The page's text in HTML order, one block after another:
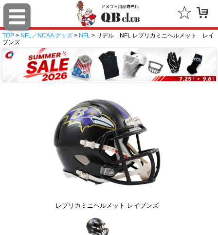
TOP > NFL／NCAA グッズ > NFL > リデル NFL レプリカミニヘルメット レイ
ブンズ
レプリカミニヘルメット レイブンズ